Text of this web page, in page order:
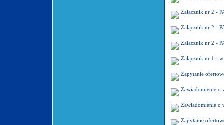
Załącznik nr 2 -
Załącznik nr 2 -
Załącznik nr 2 -
Załącznik nr 1 -
Zapytanie
Zawiadomienie o
Zawiadomienie o
Zapytanie